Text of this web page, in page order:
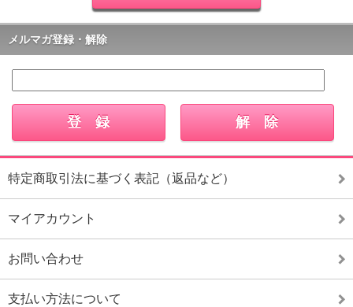
メルマガ登録・解除
特定商取引法に基づく表記（返品など）
マイアカウント
お問い合わせ
支払い方法について